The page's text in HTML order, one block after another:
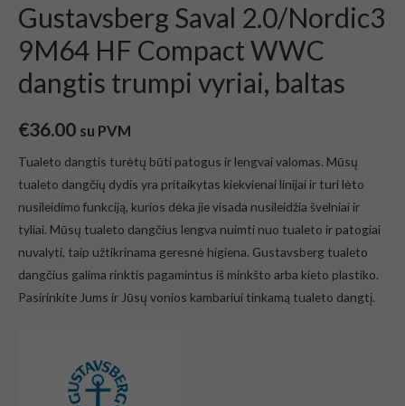
Gustavsberg Saval 2.0/Nordic3
9M64 HF Compact WWC
dangtis trumpi vyriai, baltas
€36.00 su PVM
Tualeto dangtis turėtų būti patogus ir lengvai valomas. Mūsų
tualeto dangčių dydis yra pritaikytas kiekvienai linijai ir turi lėto
nusileidimo funkciją, kurios dėka jie visada nusileidžia švelniai ir
tyliai. Mūsų tualeto dangčius lengva nuimti nuo tualeto ir patogiai
nuvalyti, taip užtikrinama geresnė higiena. Gustavsberg tualeto
dangčius galima rinktis pagamintus iš minkšto arba kieto plastiko.
Pasirinkite Jums ir Jūsų vonios kambariui tinkamą tualeto dangtį.
HF
Compact
dangtis
vyriai,
baltas
baltas